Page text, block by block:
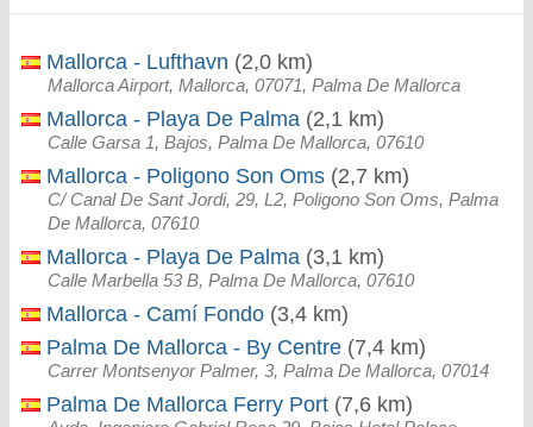
Mallorca - Lufthavn (2,0 km)
Mallorca Airport, Mallorca, 07071, Palma De Mallorca
Mallorca - Playa De Palma (2,1 km)
Calle Garsa 1, Bajos, Palma De Mallorca, 07610
Mallorca - Poligono Son Oms (2,7 km)
C/ Canal De Sant Jordi, 29, L2, Poligono Son Oms, Palma
De Mallorca, 07610
Mallorca - Playa De Palma (3,1 km)
Calle Marbella 53 B, Palma De Mallorca, 07610
Mallorca - Camí Fondo (3,4 km)
Palma De Mallorca - By Centre (7,4 km)
Carrer Montsenyor Palmer, 3, Palma De Mallorca, 07014
Palma De Mallorca Ferry Port (7,6 km)